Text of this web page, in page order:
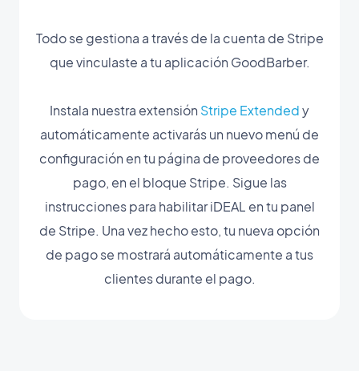
Todo se gestiona a través de la cuenta de Stripe
que vinculaste a tu aplicación GoodBarber.
Instala nuestra extensión Stripe Extendedy
automáticamente activarás un nuevo menú de
configuración en tu página de proveedores de
pago, en el bloque Stripe. Sigue las
instrucciones para habilitar iDEAL en tu panel
de Stripe. Una vez hecho esto, tu nueva opción
de pago se mostrará automáticamente a tus
clientes durante el pago.